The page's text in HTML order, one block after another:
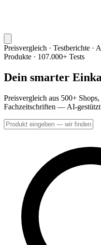
Preisvergleich · Testberichte ·
Produkte · 107.000+ Tests
Dein smarter
Preisvergleich aus 500+
Fachzeitschriften — AI-gestützt